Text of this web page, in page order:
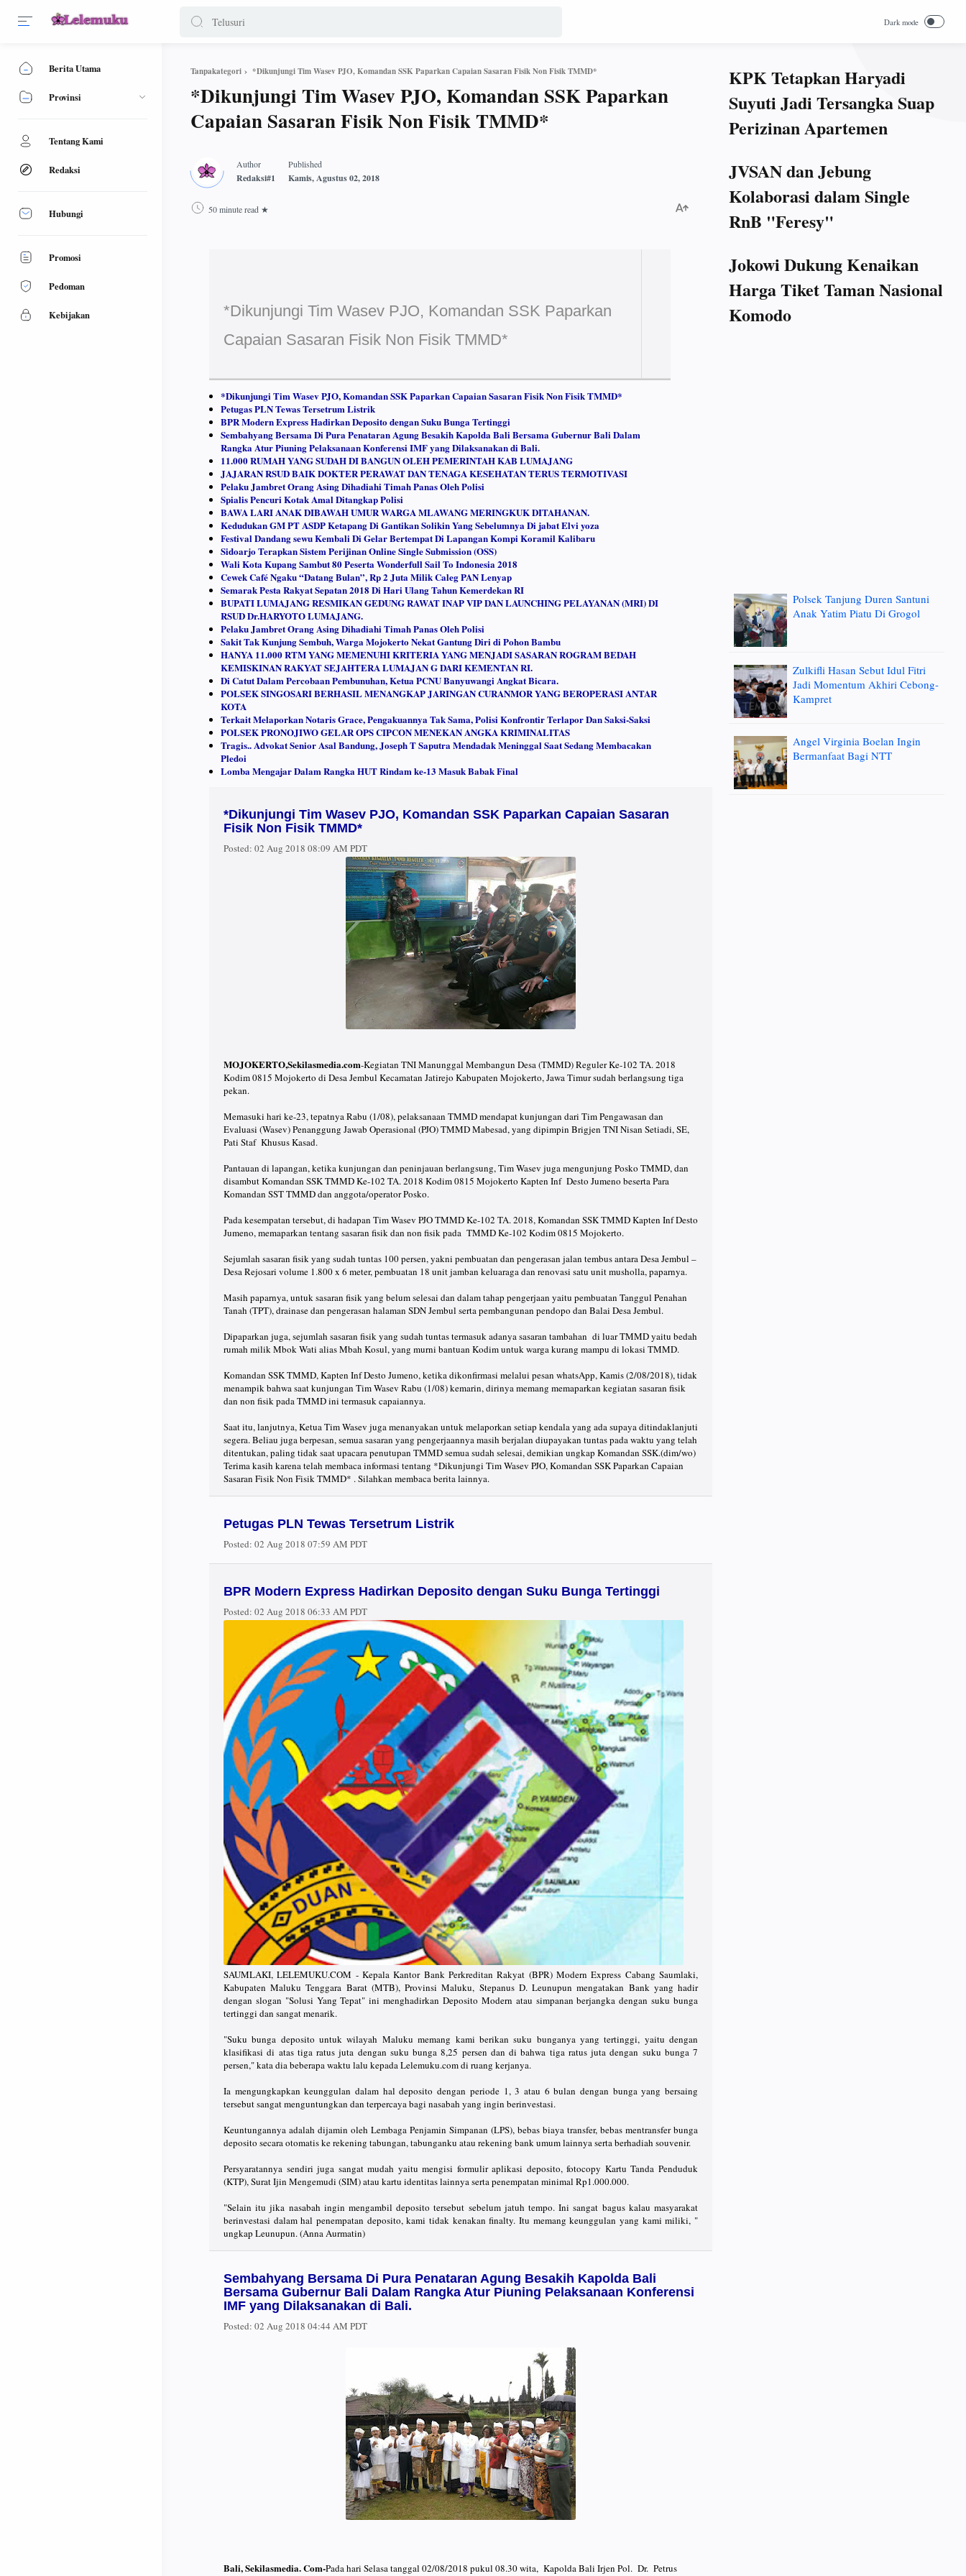
Tanpakategori *Dikunjungi Tim Wasev PJO, Komandan SSK Paparkan Capaian Sasaran Fisik Non Fisik TMMD*
*Dikunjungi Tim Wasev PJO, Komandan SSK Paparkan
Capaian Sasaran Fisik Non Fisik TMMD*
50 minute read
*Dikunjungi Tim Wasev PJO, Komandan SSK Paparkan
Capaian Sasaran Fisik Non Fisik TMMD*
*Dikunjungi Tim Wasev PJO, Komandan SSK Paparkan Capaian Sasaran Fisik Non Fisik TMMD*
Petugas PLN Tewas Tersetrum Listrik
BPR Modern Express Hadirkan Deposito dengan Suku Bunga Tertinggi
Sembahyang Bersama Di Pura Penataran Agung Besakih Kapolda Bali Bersama Gubernur Bali Dalam
Rangka Atur Piuning Pelaksanaan Konferensi IMF yang Dilaksanakan di Bali.
11.000 RUMAH YANG SUDAH DI BANGUN OLEH PEMERINTAH KAB LUMAJANG
JAJARAN RSUD BAIK DOKTER PERAWAT DAN TENAGA KESEHATAN TERUS TERMOTIVASI
Pelaku Jambret Orang Asing Dihadiahi Timah Panas Oleh Polisi
Spialis Pencuri Kotak Amal Ditangkap Polisi
BAWA LARI ANAK DIBAWAH UMUR WARGA MLAWANG MERINGKUK DITAHANAN.
Kedudukan GM PT ASDP Ketapang Di Gantikan Solikin Yang Sebelumnya Di jabat Elvi yoza
Festival Dandang sewu Kembali Di Gelar Bertempat Di Lapangan Kompi Koramil Kalibaru
Sidoarjo Terapkan Sistem Perijinan Online Single Submission (OSS)
Wali Kota Kupang Sambut 80 Peserta Wonderfull Sail To Indonesia 2018
Cewek Café Ngaku “Datang Bulan”, Rp 2 Juta Milik Caleg PAN Lenyap
Semarak Pesta Rakyat Sepatan 2018 Di Hari Ulang Tahun Kemerdekan RI
BUPATI LUMAJANG RESMIKAN GEDUNG RAWAT INAP VIP DAN LAUNCHING PELAYANAN (MRI) DI
RSUD Dr.HARYOTO LUMAJANG.
Pelaku Jambret Orang Asing Dihadiahi Timah Panas Oleh Polisi
Sakit Tak Kunjung Sembuh, Warga Mojokerto Nekat Gantung Diri di Pohon Bambu
HANYA 11.000 RTM YANG MEMENUHI KRITERIA YANG MENJADI SASARAN ROGRAM BEDAH
KEMISKINAN RAKYAT SEJAHTERA LUMAJAN G DARI KEMENTAN RI.
Di Catut Dalam Percobaan Pembunuhan, Ketua PCNU Banyuwangi Angkat Bicara.
POLSEK SINGOSARI BERHASIL MENANGKAP JARINGAN CURANMOR YANG BEROPERASI ANTAR
KOTA
Terkait Melaporkan Notaris Grace, Pengakuannya Tak Sama, Polisi Konfrontir Terlapor Dan Saksi-Saksi
POLSEK PRONOJIWO GELAR OPS CIPCON MENEKAN ANGKA KRIMINALITAS
Tragis.. Advokat Senior Asal Bandung, Joseph T Saputra Mendadak Meninggal Saat Sedang Membacakan
Pledoi
Lomba Mengajar Dalam Rangka HUT Rindam ke-13 Masuk Babak Final
*Dikunjungi Tim Wasev PJO, Komandan SSK Paparkan Capaian Sasaran
Fisik Non Fisik TMMD*
Posted: 02 Aug 2018 08:09 AM PDT
MOJOKERTO,Sekilasmedia.com-Kegiatan TNI Manunggal Membangun Desa (TMMD) Reguler Ke-102 TA. 2018
Kodim 0815 Mojokerto di Desa Jembul Kecamatan Jatirejo Kabupaten Mojokerto, Jawa Timur sudah berlangsung tiga
pekan.
Memasuki hari ke-23, tepatnya Rabu (1/08), pelaksanaan TMMD mendapat kunjungan dari Tim Pengawasan dan
Evaluasi (Wasev) Penanggung Jawab Operasional (PJO) TMMD Mabesad, yang dipimpin Brigjen TNI Nisan Setiadi, SE,
Pati Staf Khusus Kasad.
Pantauan di lapangan, ketika kunjungan dan peninjauan berlangsung, Tim Wasev juga mengunjung Posko TMMD, dan
disambut Komandan SSK TMMD Ke-102 TA. 2018 Kodim 0815 Mojokerto Kapten Inf Desto Jumeno beserta Para
Komandan SST TMMD dan anggota/operator Posko.
Pada kesempatan tersebut, di hadapan Tim Wasev PJO TMMD Ke-102 TA. 2018, Komandan SSK TMMD Kapten Inf Desto
Jumeno, memaparkan tentang sasaran fisik dan non fisik pada TMMD Ke-102 Kodim 0815 Mojokerto.
Sejumlah sasaran fisik yang sudah tuntas 100 persen, yakni pembuatan dan pengerasan jalan tembus antara Desa Jembul –
Desa Rejosari volume 1.800 x 6 meter, pembuatan 18 unit jamban keluaraga dan renovasi satu unit musholla, paparnya.
Masih paparnya, untuk sasaran fisik yang belum selesai dan dalam tahap pengerjaan yaitu pembuatan Tanggul Penahan
Tanah (TPT), drainase dan pengerasan halaman SDN Jembul serta pembangunan pendopo dan Balai Desa Jembul.
Dipaparkan juga, sejumlah sasaran fisik yang sudah tuntas termasuk adanya sasaran tambahan di luar TMMD yaitu bedah
rumah milik Mbok Wati alias Mbah Kosul, yang murni bantuan Kodim untuk warga kurang mampu di lokasi TMMD.
Komandan SSK TMMD, Kapten Inf Desto Jumeno, ketika dikonfirmasi melalui pesan whatsApp, Kamis (2/08/2018), tidak
menampik bahwa saat kunjungan Tim Wasev Rabu (1/08) kemarin, dirinya memang memaparkan kegiatan sasaran fisik
dan non fisik pada TMMD ini termasuk capaiannya.
Saat itu, lanjutnya, Ketua Tim Wasev juga menanyakan untuk melaporkan setiap kendala yang ada supaya ditindaklanjuti
segera. Beliau juga berpesan, semua sasaran yang pengerjaannya masih berjalan diupayakan tuntas pada waktu yang telah
ditentukan, paling tidak saat upacara penutupan TMMD semua sudah selesai, demikian ungkap Komandan SSK.(dim/wo)
Terima kasih karena telah membaca informasi tentang *Dikunjungi Tim Wasev PJO, Komandan SSK Paparkan Capaian
Sasaran Fisik Non Fisik TMMD* . Silahkan membaca berita lainnya.
Petugas PLN Tewas Tersetrum Listrik
Posted: 02 Aug 2018 07:59 AM PDT
BPR Modern Express Hadirkan Deposito dengan Suku Bunga Tertinggi
Posted: 02 Aug 2018 06:33 AM PDT
SAUMLAKI, LELEMUKU.COM - Kepala Kantor Bank Perkreditan Rakyat (BPR) Modern Express Cabang Saumlaki,
Kabupaten Maluku Tenggara Barat (MTB), Provinsi Maluku, Stepanus D. Leunupun mengatakan Bank yang hadir
dengan slogan "Solusi Yang Tepat" ini menghadirkan Deposito Modern atau simpanan berjangka dengan suku bunga
tertinggi dan sangat menarik.
"Suku bunga deposito untuk wilayah Maluku memang kami berikan suku bunganya yang tertinggi, yaitu dengan
klasifikasi di atas tiga ratus juta dengan suku bunga 8,25 persen dan di bahwa tiga ratus juta dengan suku bunga 7
persen," kata dia beberapa waktu lalu kepada Lelemuku.com di ruang kerjanya.
Ia mengungkapkan keunggulan dalam hal deposito dengan periode 1, 3 atau 6 bulan dengan bunga yang bersaing
tersebut sangat menguntungkan dan terpercaya bagi nasabah yang ingin berinvestasi.
Keuntungannya adalah dijamin oleh Lembaga Penjamin Simpanan (LPS), bebas biaya transfer, bebas mentransfer bunga
deposito secara otomatis ke rekening tabungan, tabunganku atau rekening bank umum lainnya serta berhadiah souvenir.
Persyaratannya sendiri juga sangat mudah yaitu mengisi formulir aplikasi deposito, fotocopy Kartu Tanda Penduduk
(KTP), Surat Ijin Mengemudi (SIM) atau kartu identitas lainnya serta penempatan minimal Rp1.000.000.
"Selain itu jika nasabah ingin mengambil deposito tersebut sebelum jatuh tempo. Ini sangat bagus kalau masyarakat
berinvestasi dalam hal penempatan deposito, kami tidak kenakan finalty. Itu memang keunggulan yang kami miliki, "
ungkap Leunupun. (Anna Aurmatin)
Sembahyang Bersama Di Pura Penataran Agung Besakih Kapolda Bali
Bersama Gubernur Bali Dalam Rangka Atur Piuning Pelaksanaan Konferensi
IMF yang Dilaksanakan di Bali.
Posted: 02 Aug 2018 04:44 AM PDT
Bali, Sekilasmedia. Com-Pada hari Selasa tanggal 02/08/2018 pukul 08.30 wita, Kapolda Bali Irjen Pol. Dr. Petrus
KPK Tetapkan Haryadi
Suyuti Jadi Tersangka Suap
Perizinan Apartemen
JVSAN dan Jebung
Kolaborasi dalam Single
RnB "Feresy"
Jokowi Dukung Kenaikan
Harga Tiket Taman Nasional
Komodo
Polsek Tanjung Duren Santuni
Anak Yatim Piatu Di Grogol
Zulkifli Hasan Sebut Idul Fitri
Jadi Momentum Akhiri Cebong-
Kampret
Angel Virginia Boelan Ingin
Bermanfaat Bagi NTT
Berita Utama
Provinsi
Tentang Kami
Redaksi
Hubungi
Promosi
Pedoman
Kebijakan